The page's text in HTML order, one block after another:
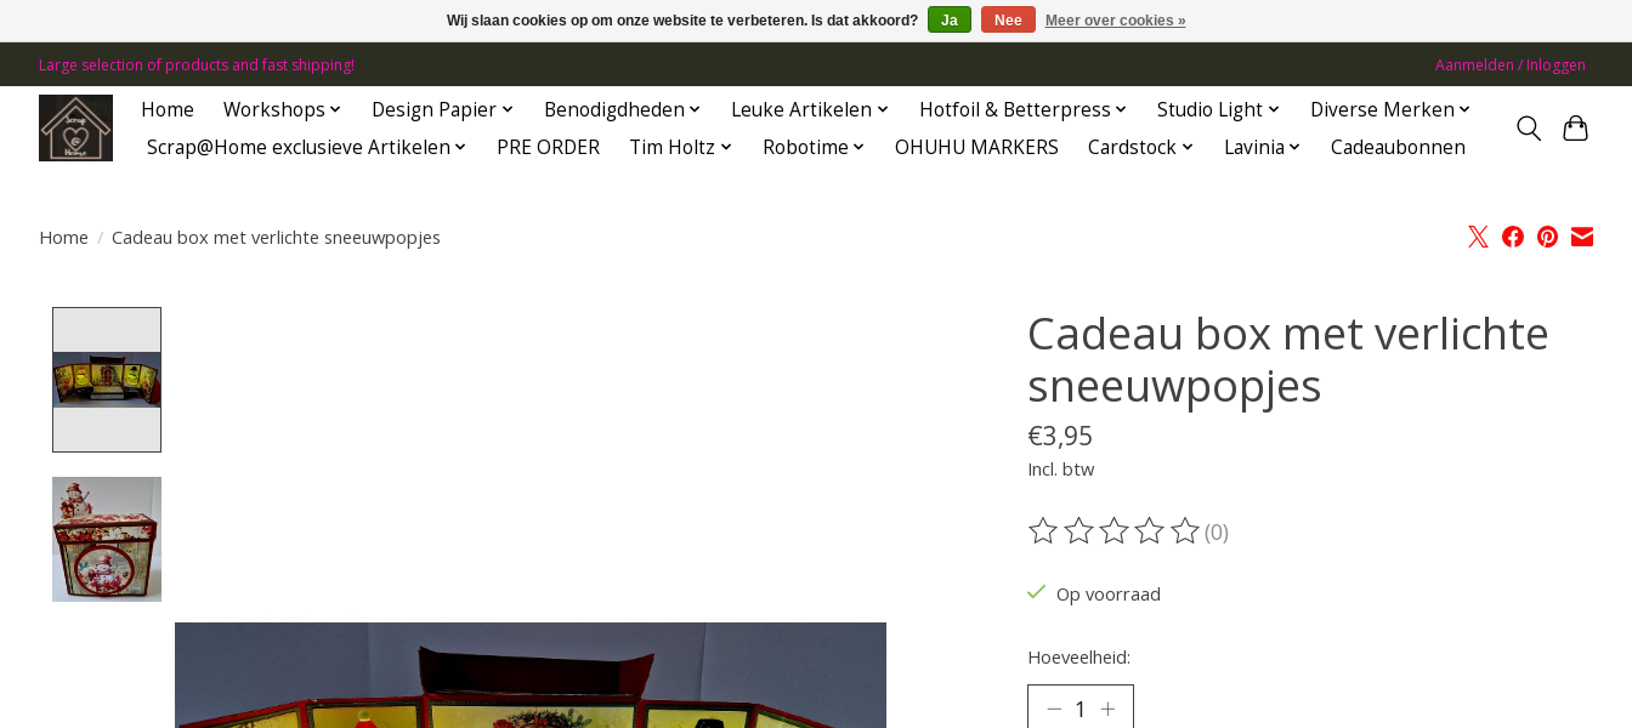
Large selection of products and fast shipping! Aanmelden / Inloggen
Home Workshops Design Papier Benodigdheden Leuke Artikelen Hotfoil & Betterpress Studio Light
Diverse Merken
Scrap@Home exclusieve Artikelen
PRE ORDER Tim Holtz Robotime OHUHU MARKERS Cardstock Lavinia Cadeaubonnen
Home / Cadeau box met verlichte sneeuwpopjes
Cadeau box met verlichte
sneeuwpopjes
€3,95
Incl. btw
De beoordeling van dit product is
(0)
Op voorraad
Hoeveelheid:
Wij slaan cookies op om onze website te verbeteren. Is dat akkoord? Ja Nee Meer over cookies »